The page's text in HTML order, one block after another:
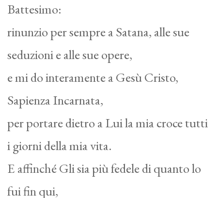
Battesimo:
rinunzio per sempre a Satana, alle sue
seduzioni e alle sue opere,
e mi do interamente a Gesù Cristo,
Sapienza Incarnata,
per portare dietro a Lui la mia croce tutti
i giorni della mia vita.
E affinché Gli sia più fedele di quanto lo
fui fin qui,